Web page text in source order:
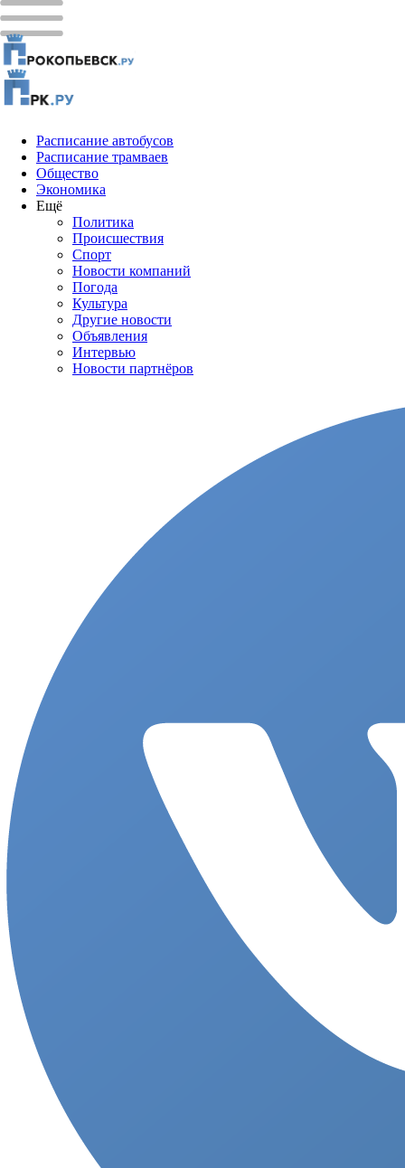
Расписание автобусов
Расписание трамваев
Общество
Экономика
Ещё
Политика
Проиcшествия
Спорт
Новости компаний
Погода
Культура
Другие новости
Объявления
Интервью
Новости партнёров